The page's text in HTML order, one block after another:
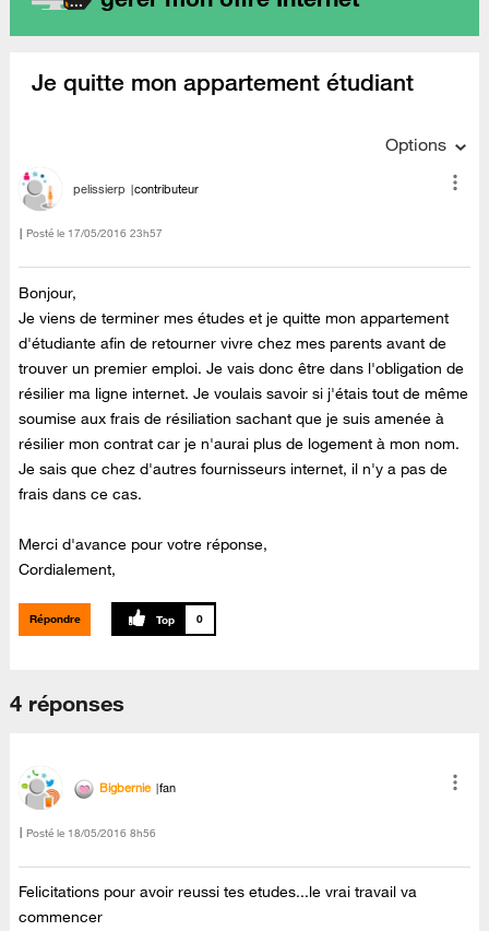
Je quitte mon appartement étudiant
Options
pelissierp contributeur
Posté le ‎17/05/2016 23h57
Bonjour,
Je viens de terminer mes études et je quitte mon appartement
d'étudiante afin de retourner vivre chez mes parents avant de
trouver un premier emploi. Je vais donc être dans l'obligation de
résilier ma ligne internet. Je voulais savoir si j'étais tout de même
soumise aux frais de résiliation sachant que je suis amenée à
résilier mon contrat car je n'aurai plus de logement à mon nom.
Je sais que chez d'autres fournisseurs internet, il n'y a pas de
frais dans ce cas.
Merci d'avance pour votre réponse,
Cordialement,
Répondre 0
4 réponses
Bigbernie fan
Posté le ‎18/05/2016 8h56
Felicitations pour avoir reussi tes etudes...le vrai travail va
commencer